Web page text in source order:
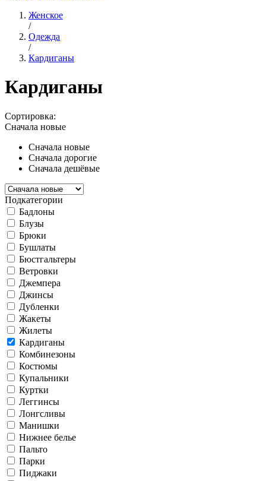
Женское
/
Одежда
/
Кардиганы
Кардиганы
Сортировка:
Сначала новые
Сначала новые
Сначала дорогие
Сначала дешёвые
Подкатегории
Бадлоны
Блузы
Брюки
Бушлаты
Бюстгальтеры
Ветровки
Джемпера
Джинсы
Дубленки
Жакеты
Жилеты
Кардиганы
Комбинезоны
Костюмы
Купальники
Куртки
Леггинсы
Лонгсливы
Манишки
Нижнее белье
Пальто
Парки
Пиджаки